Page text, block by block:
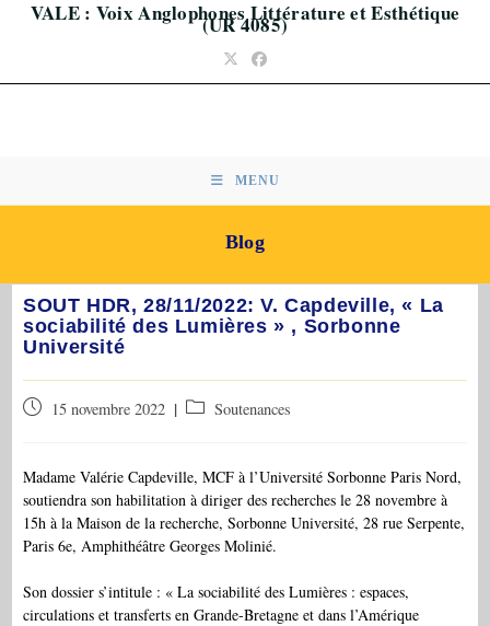
VALE : Voix Anglophones Littérature et Esthétique
(UR 4085)
MENU
Blog
SOUT HDR, 28/11/2022: V. Capdeville, « La
sociabilité des Lumières » , Sorbonne
Université
Publication
15 novembre 2022
Post Soutenances
Madame Valérie Capdeville, MCF à l’Université Sorbonne Paris Nord,
soutiendra son habilitation à diriger des recherches le 28 novembre à
15h à la Maison de la recherche, Sorbonne Université, 28 rue Serpente,
Paris 6e, Amphithéâtre Georges Molinié.
Son dossier s’intitule : « La sociabilité des Lumières : espaces,
circulations et transferts en Grande-Bretagne et dans l’Amérique